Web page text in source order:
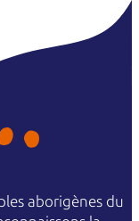
aborigènes du